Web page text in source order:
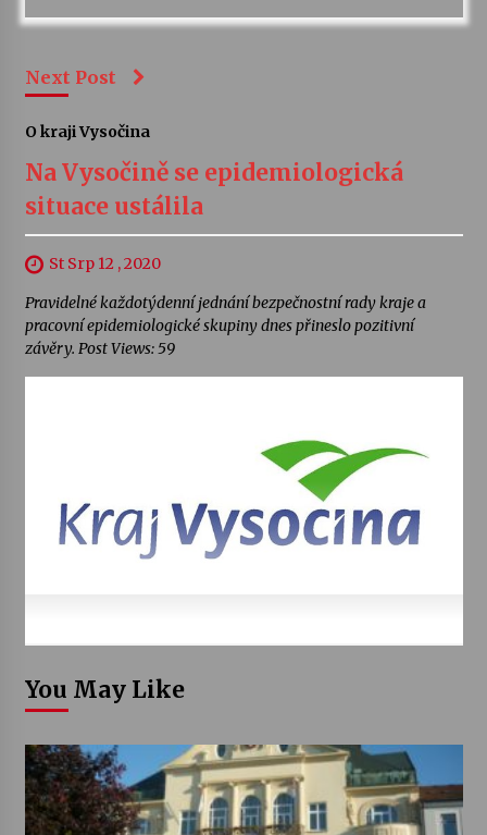
Next Post
O kraji Vysočina
Na Vysočině se epidemiologická
situace ustálila
St Srp 12 , 2020
Pravidelné každotýdenní jednání bezpečnostní rady kraje a
pracovní epidemiologické skupiny dnes přineslo pozitivní
závěry. Post Views: 59
You May Like